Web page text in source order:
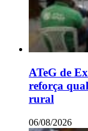
ATeG de
reforça
rural
06/08/2026